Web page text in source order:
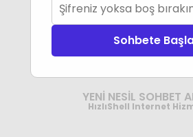
Sohbete
YENİ NESİL SOHBET
HızlıShell Internet